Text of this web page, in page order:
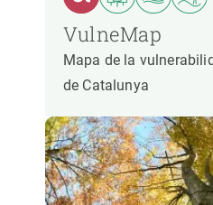
VulneMap
Mapa de la
de Catalunya